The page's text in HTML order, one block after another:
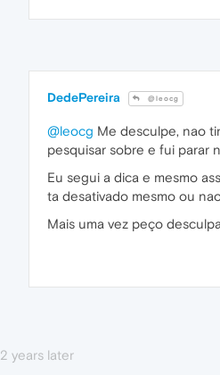
DedePereira @leocg
@leocg Me desculpe, nao
pesquisar sobre e fui parar
Eu segui a dica e mesmo
ta desativado mesmo ou
Mais uma vez peço
2 years later